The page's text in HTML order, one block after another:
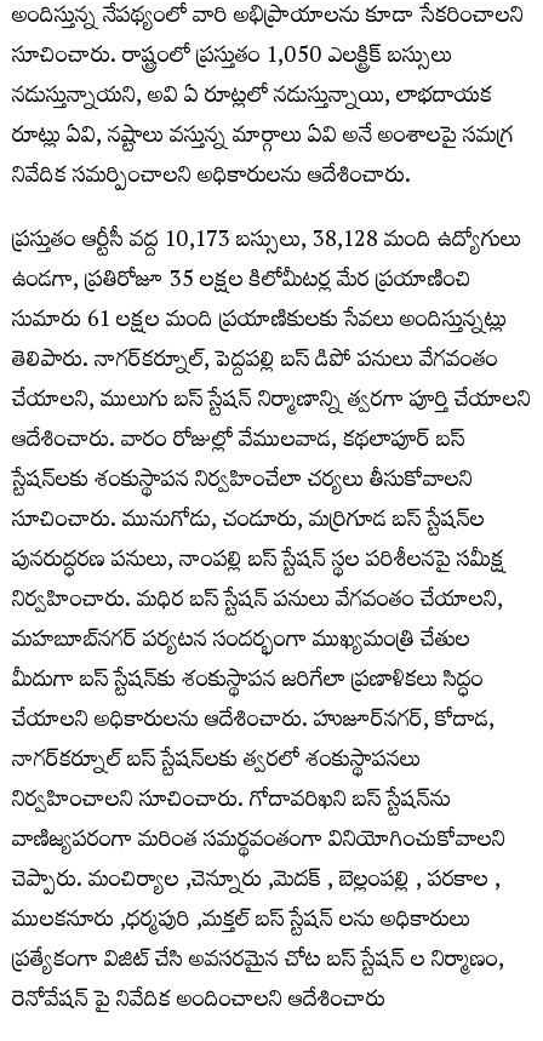
అందిస్తున్న నేపథ్యంలో వారి అభిప్రాయాలను కూడా సేకరించాలని
సూచించారు. రాష్ట్రంలో ప్రస్తుతం 1,050 ఎలక్ట్రిక్ బస్సులు
నడుస్తున్నాయని, అవి ఏ రూట్లలో నడుస్తున్నాయి, లాభదాయక
రూట్లు ఏవి, నష్టాలు వస్తున్న మార్గాలు ఏవి అనే అంశాలపై సమగ్ర
నివేదిక సమర్పించాలని అధికారులను ఆదేశించారు.
ప్రస్తుతం ఆర్టీసీ వద్ద 10,173 బస్సులు, 38,128 మంది ఉద్యోగులు
ఉండగా, ప్రతిరోజూ 35 లక్షల కిలోమీటర్ల మేర ప్రయాణించి
సుమారు 61 లక్షల మంది ప్రయాణికులకు సేవలు అందిస్తున్నట్లు
తెలిపారు. నాగర్‌కర్నూల్, పెద్దపల్లి బస్ డిపో పనులు వేగవంతం
చేయాలని, ములుగు బస్ స్టేషన్ నిర్మాణాన్ని త్వరగా పూర్తి చేయాలని
ఆదేశించారు. వారం రోజుల్లో వేములవాడ, కథలాపూర్ బస్
స్టేషన్‌లకు శంకుస్థాపన నిర్వహించేలా చర్యలు తీసుకోవాలని
సూచించారు. మునుగోడు, చండూరు, మర్రిగూడ బస్ స్టేషన్‌ల
పునరుద్ధరణ పనులు, నాంపల్లి బస్ స్టేషన్ స్థల పరిశీలనపై సమీక్ష
నిర్వహించారు. మధిర బస్ స్టేషన్ పనులు వేగవంతం చేయాలని,
మహబూబ్‌నగర్ పర్యటన సందర్భంగా ముఖ్యమంత్రి చేతుల
మీదుగా బస్ స్టేషన్‌కు శంకుస్థాపన జరిగేలా ప్రణాళికలు సిద్ధం
చేయాలని అధికారులను ఆదేశించారు. హుజూర్‌నగర్, కోదాడ,
నాగర్‌కర్నూల్ బస్ స్టేషన్‌లకు త్వరలో శంకుస్థాపనలు
నిర్వహించాలని సూచించారు. గోదావరిఖని బస్ స్టేషన్‌ను
వాణిజ్యపరంగా మరింత సమర్థవంతంగా వినియోగించుకోవాలని
చెప్పారు. మంచిర్యాల ,చెన్నూరు ,మెదక్ , బెల్లంపల్లి , పరకాల ,
ములకనూరు ,ధర్మపురి ,మక్తల్ బస్ స్టేషన్ లను అధికారులు
ప్రత్యేకంగా విజిట్ చేసి అవసరమైన చోట బస్ స్టేషన్ ల నిర్మాణం,
రెనోవేషన్ పై నివేదిక అందించాలని ఆదేశించారు